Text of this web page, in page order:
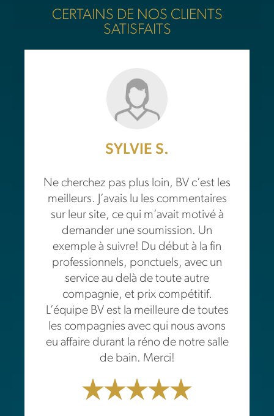
CERTAINS DE NOS CLIENTS
SATISFAITS
SYLVIE S.
Ne cherchez pas plus loin, BV c’est les
meilleurs. J’avais lu les commentaires
sur leur site, ce qui m’avait motivé à
demander une soumission. Un
exemple à suivre! Du début à la fin
professionnels, ponctuels, avec un
service au delà de toute autre
compagnie, et prix compétitif.
L’équipe BV est la meilleure de toutes
les compagnies avec qui nous avons
eu affaire durant la réno de notre salle
de bain. Merci!